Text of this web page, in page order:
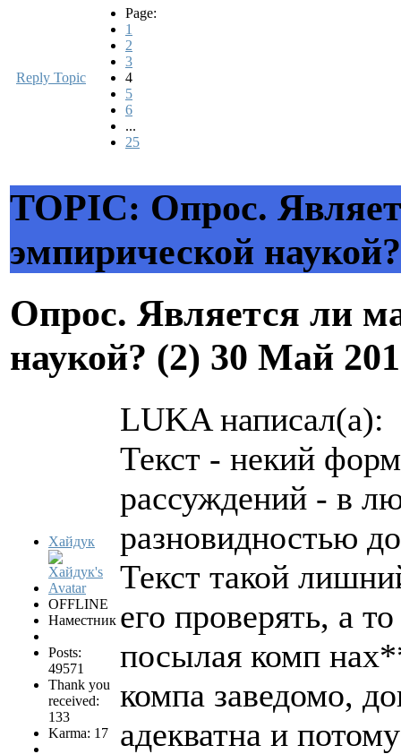
Reply Topic
Page:
1
2
3
4
5
6
...
25
TOPIC: Опрос.
эмпирической
Опрос. Является ли
наукой? (2) 30 Май
Хайдук
OFFLINE
Наместник
Posts:
49571
Thank you
received:
133
Karma: 17
LUKA написал(а):
Текст - некий
рассуждений - в
разновидностью
Текст такой
его проверять, а
посылая комп
компа заведомо,
адекватна и